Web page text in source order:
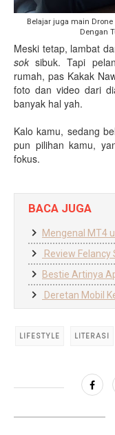
Belajar juga main
Dengan
Meski tetap, lambat
soksibuk. Tapi
rumah, pas Kakak
foto dan video dari
banyak hal yah.
Kalo kamu, sedang
pun pilihan kamu,
fokus.
BACA JUGA
Mengenal MT4
Review
Bestie Artinya
Deretan Mobil
LIFESTYLE LITERASI